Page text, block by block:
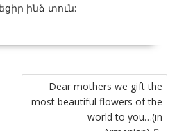
ինձ տուն:
Dear mothers we gift the
most beautiful flowers of the
world to you…(in